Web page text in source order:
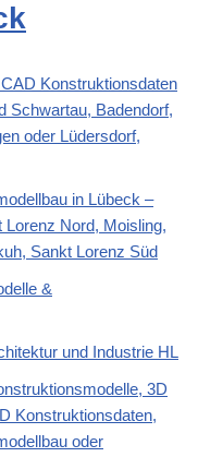
Konstruktionsdaten
Schwartau, Badendorf,
oder Lüdersdorf,
in Lübeck –
Nord, Moisling,
Sankt Lorenz Süd
&
und Industrie HL
3D
Konstruktionsdaten,
oder